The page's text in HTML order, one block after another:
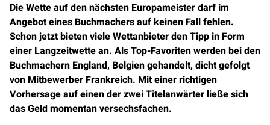
Die Wette auf den nächsten Europameister darf im
Angebot eines Buchmachers auf keinen Fall fehlen.
Schon jetzt bieten viele Wettanbieter den Tipp in Form
einer Langzeitwette an. Als Top-Favoriten werden bei den
Buchmachern England, Belgien gehandelt, dicht gefolgt
von Mitbewerber Frankreich. Mit einer richtigen
Vorhersage auf einen der zwei Titelanwärter ließe sich
das Geld momentan versechsfachen.